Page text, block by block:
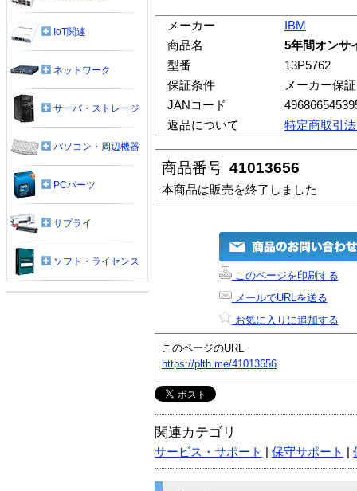
メーカー
IBM
商品名
5年間オンサ
型番
13P5762
保証条件
メーカー保証
JANコード
返品について
特定商取引
商品番号 41013656
本商品は販売を終了しました
このページを印刷する
メールでURLを送る
お気に入りに追加する
このページのURL
https://plth.me/41013656
関連カテゴリ
サービス・サポート 保守サポート
IoT関連
ネットワーク
サーバ・ストレージ
パソコン・周辺機器
PCパーツ
サプライ
ソフト・ライセンス